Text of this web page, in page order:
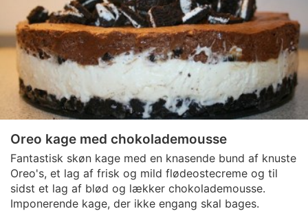
Oreo kage med chokolademousse
Fantastisk skøn kage med en knasende bund af knuste
Oreo's, et lag af frisk og mild flødeostecreme og til
sidst et lag af blød og lækker chokolademousse.
Imponerende kage, der ikke engang skal bages.